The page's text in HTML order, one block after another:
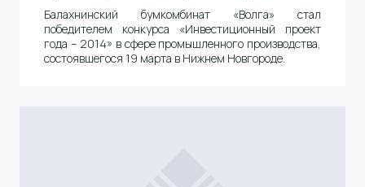
Балахнинский бумкомбинат «Волга» стал
победителем конкурса «Инвестиционный проект
года – 2014» в сфере промышленного производства,
состоявшегося 19 марта в Нижнем Новгороде.